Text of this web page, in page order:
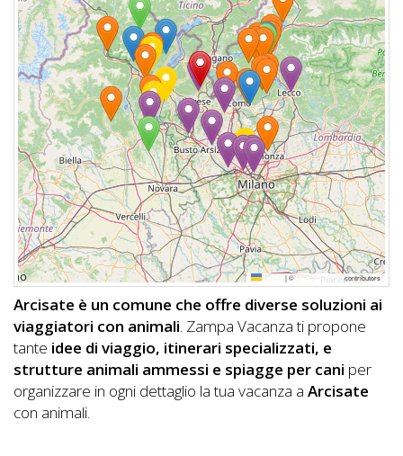
DOG
OFFERTE
A
DOG
INFO
A
DOG
CHIEDI
CODICE
SCONTO
Leaflet |©OpenStreetMapcontributors
Arcisate è un comune che offre diverse soluzioni ai
viaggiatori con animali. Zampa Vacanza ti propone
tante idee di viaggio, itinerari specializzati, e
strutture animali ammessi e spiagge per cani per
organizzare in ogni dettaglio la tua vacanza a Arcisate
con animali.